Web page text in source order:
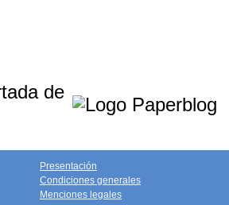
de
Presentación
Condiciones generales
Menciones legales